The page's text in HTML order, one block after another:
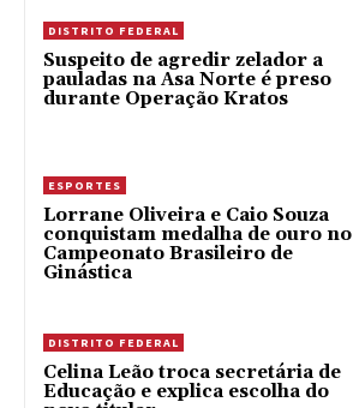
DISTRITO FEDERAL
Suspeito de agredir zelador a
pauladas na Asa Norte é preso
durante Operação Kratos
ESPORTES
Lorrane Oliveira e Caio Souza
conquistam medalha de ouro no
Campeonato Brasileiro de
Ginástica
DISTRITO FEDERAL
Celina Leão troca secretária de
Educação e explica escolha do